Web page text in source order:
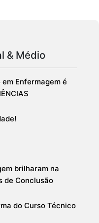
& Médio
Enfermagem é
brilharam na
de Conclusão
do Curso Técnico